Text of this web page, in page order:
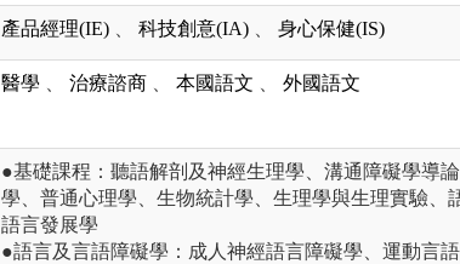
產品經理(IE) 科技創意(IA) 身心保健(IS)
醫學 治療諮商 本國語文 外國語文
●基礎課程：聽語解剖及神經生理學、溝通障礙學導
學、普通心理學、生物統計學、生理學與生理實驗、
語言發展學
●語言及言語障礙學：成人神經語言障礙學、運動言